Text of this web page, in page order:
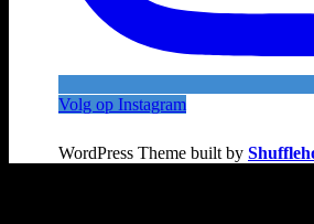
Volg op Instagram
WordPress Theme built by